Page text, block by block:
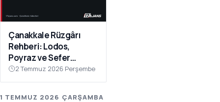
Çanakkale Rüzgârı
Rehberi: Lodos,
Poyraz ve Sefer
İptalleri
2 Temmuz 2026 Perşembe
1 TEMMUZ 2026 ÇARŞAMBA